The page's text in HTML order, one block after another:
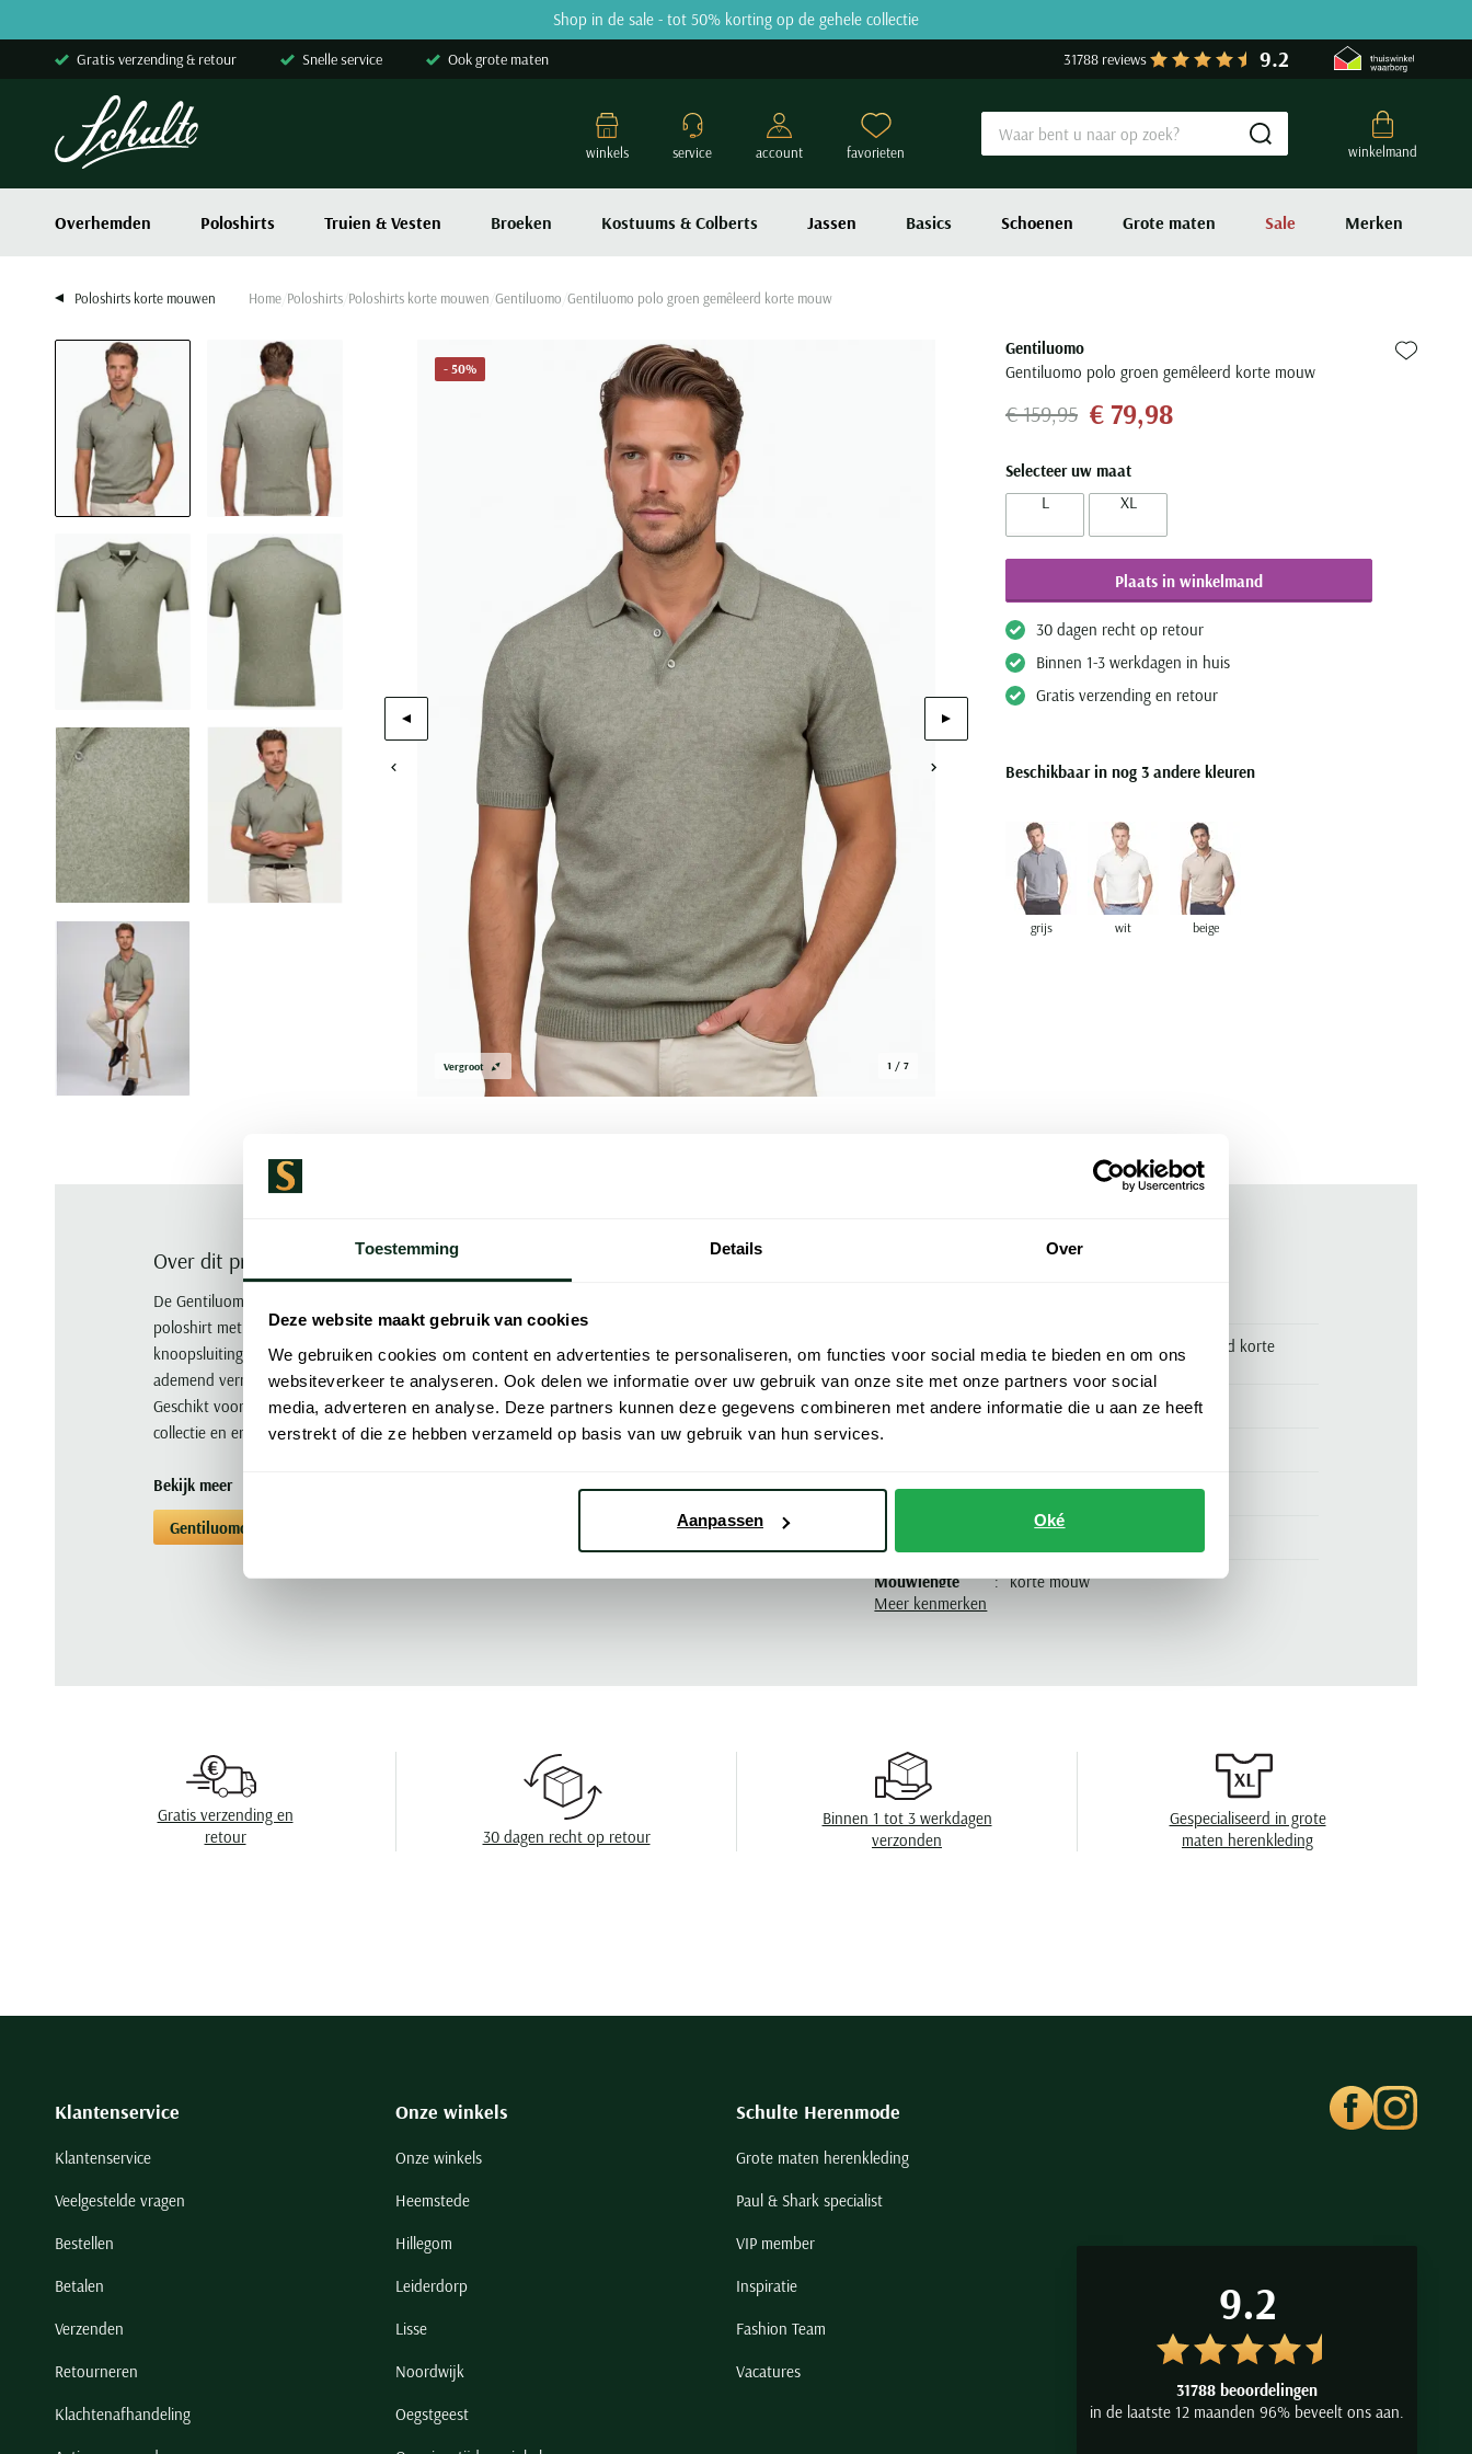
Toestemming Details Over
Deze website maakt gebruik van cookies
We gebruiken cookies om content en advertenties te personaliseren, om functies voor social media te bieden en om ons
websiteverkeer te analyseren. Ook delen we informatie over uw gebruik van onze site met onze partners voor social
media, adverteren en analyse. Deze partners kunnen deze gegevens combineren met andere informatie die u aan ze heeft
verstrekt of die ze hebben verzameld op basis van uw gebruik van hun services.
Aanpassen Oké
Shop in de sale - tot 50% korting op de gehele collectie
Gratis verzending & retour Snelle service Ook grote maten 31788 reviews 9.2
winkelmand
Submit search
Overhemden Poloshirts Truien & Vesten Broeken Kostuums & Colberts Jassen Basics Schoenen Grote maten Sale Merken
winkels service account favorieten
Poloshirts korte mouwen Home Poloshirts Poloshirts korte mouwen Gentiluomo Gentiluomo polo groen gemêleerd korte mouw
Vergroot 1 / 7
- 50%
Gentiluomo
Gentiluomo polo groen gemêleerd korte mouw
Zet bij
€ 159,95 € 79,98
Selecteer uw maat
L
XL
Plaats in winkelmand
30 dagen recht op retour
Binnen 1-3 werkdagen in huis
Gratis verzending en retour
Beschikbaar in nog 3 andere kleuren
grijs wit beige
Over dit product
De Gentiluomo polo in groen gemêleerd is een stijlvolle keuze voor elke garderobe. Dit
poloshirt met korte mouwen biedt een normale fit en is voorzien van een klassieke 3-
knoopsluiting. Gemaakt van 58% nylon en 42% katoen zorgt het voor ultiem comfort en
ademend vermogen. De boord voegt een verfijnde touch toe aan dit veelzijdige kledingstuk.
Geschikt voor zowel casual als chique gelegenheden. Voeg deze tijdloze polo toe aan je
collectie en ervaar de perfecte combinatie van stijl en comfort.
Bekijk meer
Gentiluomo Poloshirts korte mouwen Gentiluomo
Gentiluomo polo groen gemêleerd korte
mouw
Merk Gentiluomo
Pasvorm normale fit
Mouwlengte korte mouw
Eigenschappen met boord
Wasvoorschriften handwas, niet in de droger, strijken op lage
Meer kenmerken
Gratis verzending en
retour
30 dagen recht op retour
Binnen 1 tot 3 werkdagen
verzonden
Gespecialiseerd in grote
maten herenkleding
Klantenservice
Klantenservice
Veelgestelde vragen
Bestellen
Betalen
Verzenden
Retourneren
Klachtenafhandeling
Onze winkels
Onze winkels
Heemstede
Hillegom
Leiderdorp
Lisse
Noordwijk
Oegstgeest
Schulte Herenmode
Grote maten herenkleding
Paul & Shark specialist
VIP member
Inspiratie
Fashion Team
Vacatures
9.2
31788 beoordelingen
in de laatste 12 maanden 96% beveelt ons aan.